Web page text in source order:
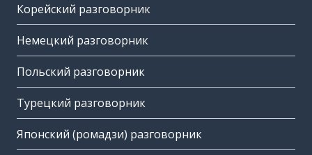
Корейский разговорник
Немецкий разговорник
Польский разговорник
Турецкий разговорник
Японский (ромадзи) разговорник